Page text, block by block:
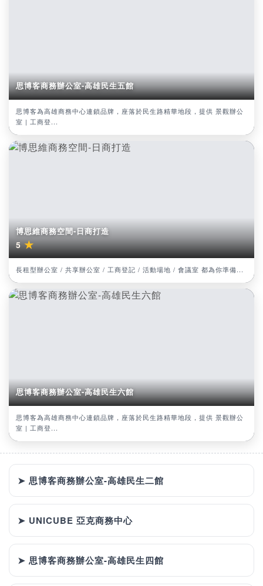
思博客商務辦公室-高雄民生五館
思博客為高雄商務中心連鎖品牌，座落於民生路精華地段，提供 景觀辦公
室 | 工商登...
博思維商務空間-日商打造
5★
長租型辦公室 / 共享辦公室 / 工商登記 / 活動場地 / 會議室 都為你準備...
思博客商務辦公室-高雄民生六館
思博客為高雄商務中心連鎖品牌，座落於民生路精華地段，提供 景觀辦公
室 | 工商登...
➤ 思博客商務辦公室-高雄民生二館
➤ UNICUBE 亞克商務中心
➤ 思博客商務辦公室-高雄民生四館